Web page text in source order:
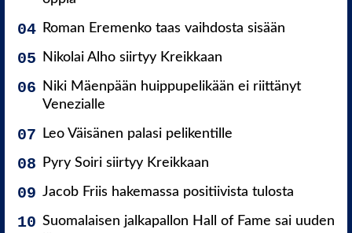
Roman Eremenko taas vaihdosta sisään
Nikolai Alho siirtyy Kreikkaan
Niki Mäenpään huippupelikään ei riittänyt
Venezialle
Leo Väisänen palasi pelikentille
Pyry Soiri siirtyy Kreikkaan
Jacob Friis hakemassa positiivista tulosta
Suomalaisen jalkapallon Hall of Fame sai uuden